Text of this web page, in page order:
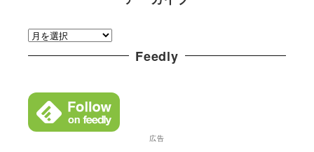
リ
ー
ア
ー
イ
ブ
Feedly
広告